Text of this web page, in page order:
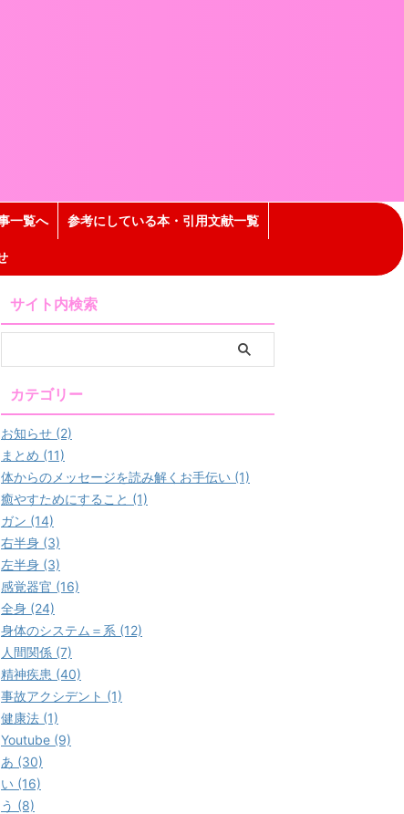
一覧へ 参考にしている本・引用文献一覧
サイト内検索
カテゴリー
お知らせ (2)
まとめ (11)
体からのメッセージを読み解くお手伝い (1)
癒やすためにすること (1)
ガン (14)
右半身 (3)
左半身 (3)
感覚器官 (16)
全身 (24)
身体のシステム＝系 (12)
人間関係 (7)
精神疾患 (40)
事故アクシデント (1)
健康法 (1)
Youtube (9)
あ (30)
い (16)
う (8)